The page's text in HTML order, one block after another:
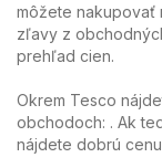
môžete nakupovať
zľavy z
prehľad cien.
Okrem Tesco
obchodoch: . Ak
nájdete dobrú